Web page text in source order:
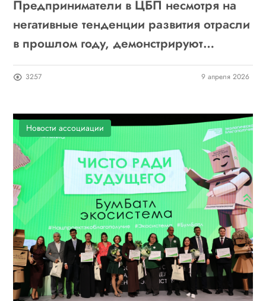
Предприниматели в ЦБП несмотря на
негативные тенденции развития отрасли
в прошлом году, демонстрируют
осторожный оптимизм
3257 9 апреля 2026
Новости ассоциации